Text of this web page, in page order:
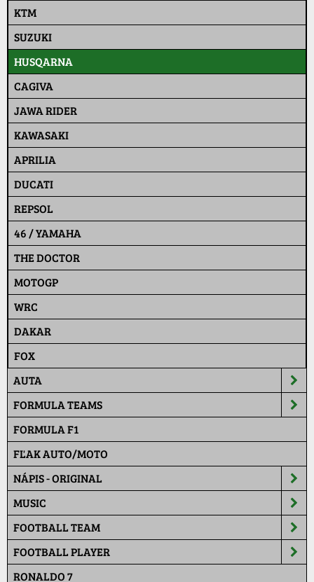
KTM
SUZUKI
HUSQARNA
CAGIVA
JAWA RIDER
KAWASAKI
APRILIA
DUCATI
REPSOL
46 / YAMAHA
THE DOCTOR
MOTOGP
WRC
DAKAR
FOX
AUTA
FORMULA TEAMS
FORMULA F1
FĽAK AUTO/MOTO
NÁPIS - ORIGINAL
MUSIC
FOOTBALL TEAM
FOOTBALL PLAYER
RONALDO 7